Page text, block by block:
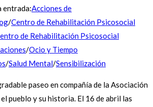
entrada:Acciones de
/Centro de Rehabilitación Psicosocial
de Rehabilitación Psicosocial
/Ocio y Tiempo
/Salud Mental/Sensibilización
paseo en compañía de la Asociación
pueblo y su historia. El 16 de abril las